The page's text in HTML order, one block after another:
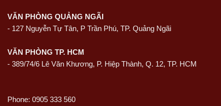
VĂN PHÒNG QUẢNG NGÃI
- 127 Nguyễn Tự Tân, P Trần Phú, TP. Quảng Ngãi
VĂN PHÒNG TP. HCM
- 389/74/6 Lê Văn Khương, P. Hiệp Thành, Q. 12, TP. HCM
Phone: 0905 333 560